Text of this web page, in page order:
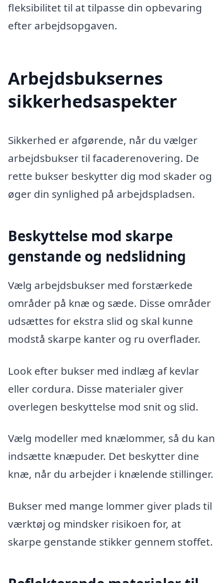
fleksibilitet til at tilpasse din opbevaring
efter arbejdsopgaven.
Arbejdsbuksernes
sikkerhedsaspekter
Sikkerhed er afgørende, når du vælger
arbejdsbukser til facaderenovering. De
rette bukser beskytter dig mod skader og
øger din synlighed på arbejdspladsen.
Beskyttelse mod skarpe
genstande og nedslidning
Vælg arbejdsbukser med forstærkede
områder på knæ og sæde. Disse områder
udsættes for ekstra slid og skal kunne
modstå skarpe kanter og ru overflader.
Look efter bukser med indlæg af kevlar
eller cordura. Disse materialer giver
overlegen beskyttelse mod snit og slid.
Vælg modeller med knælommer, så du kan
indsætte knæpuder. Det beskytter dine
knæ, når du arbejder i knælende stillinger.
Bukser med mange lommer giver plads til
værktøj og mindsker risikoen for, at
skarpe genstande stikker gennem stoffet.